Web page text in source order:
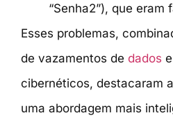
“Senha2”), que eram
Esses problemas,
de vazamentos de dados
cibernéticos, destacaram
uma abordagem mais